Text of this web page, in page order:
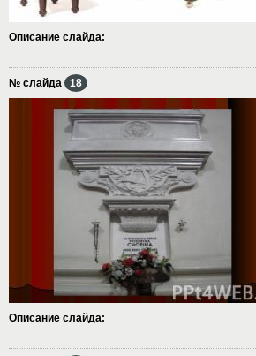
Описание слайда:
№ слайда 18
Описание слайда: